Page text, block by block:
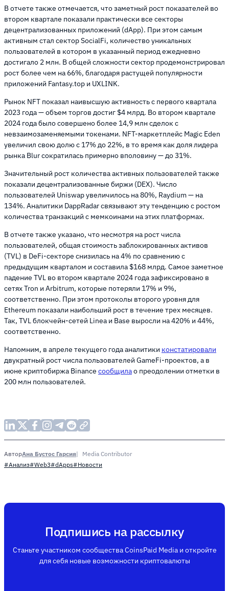
В отчете также отмечается, что заметный рост показателей во
втором квартале показали практически все секторы
децентрализованных приложений (dApp). При этом самым
активным стал сектор SocialFi, количество уникальных
пользователей в котором в указанный период ежедневно
достигало 2 млн. В общей сложности сектор продемонстрировал
рост более чем на 66%, благодаря растущей популярности
приложений Fantasy.top и UXLINK.
Рынок NFT показал наивысшую активность с первого квартала
2023 года — объем торгов достиг $4 млрд. Во втором квартале
2024 года было совершено более 14,9 млн сделок с
невзаимозаменяемыми токенами. NFT-маркетплейс Magic Eden
увеличил свою долю с 17% до 22%, в то время как доля лидера
рынка Blur сократилась примерно вполовину — до 31%.
Значительный рост количества активных пользователей также
показали децентрализованные биржи (DEX). Число
пользователей Uniswap увеличилось на 80%, Raydium — на
134%. Аналитики DappRadar связывают эту тенденцию с ростом
количества транзакций с мемкоинами на этих платформах.
В отчете также указано, что несмотря на рост числа
пользователей, общая стоимость заблокированных активов
(TVL) в DeFi-секторе снизилась на 4% по сравнению с
предыдущим кварталом и составила $168 млрд. Самое заметное
падение TVL во втором квартале 2024 года зафиксировано в
сетях Tron и Arbitrum, которые потеряли 17% и 9%,
соответственно. При этом протоколы второго уровня для
Ethereum показали наибольший рост в течение трех месяцев.
Так, TVL блокчейн-сетей Linea и Base выросли на 420% и 44%,
соответственно.
Напомним, в апреле текущего года аналитики констатировали
двукратный рост числа пользователей GameFi-проектов, а в
июне криптобиржа Binance сообщилао преодолении отметки в
200 млн пользователей.
АвторАна Бустос Гарсия
Media Contributor
#Анализ#Web3#dApps#Новости
Подпишись на рассылку
Станьте участником сообщества CoinsPaid Media и откройте
для себя новые возможности криптовалюты